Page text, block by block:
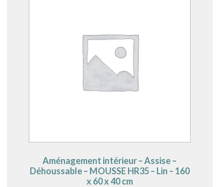
Aménagement intérieur – Assise –
Déhoussable – MOUSSE HR35 – Lin – 160
x 60 x 40 cm